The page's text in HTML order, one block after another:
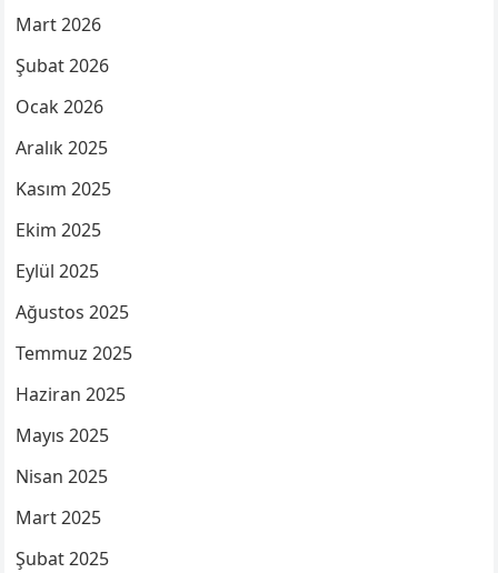
Mart 2026
Şubat 2026
Ocak 2026
Aralık 2025
Kasım 2025
Ekim 2025
Eylül 2025
Ağustos 2025
Temmuz 2025
Haziran 2025
Mayıs 2025
Nisan 2025
Mart 2025
Şubat 2025